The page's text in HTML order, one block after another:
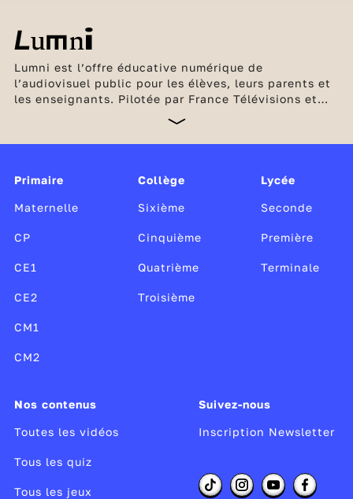
Lumni est l’offre éducative numérique de
l’audiovisuel public pour les élèves, leurs parents et
les enseignants. Pilotée par France Télévisions et
unique, gratuite et sans publicité est soutenue par le
Canopé, le CLEMI, ainsi que par le ministère de la
Primaire
Maternelle
CP
CE1
CE2
CM1
CM2
Collège
Sixième
Cinquième
Quatrième
Troisième
Lycée
Seconde
Première
Terminale
Nos contenus
Toutes les vidéos
Tous les quiz
Tous les jeux
Suivez-nous
Inscription Newsletter